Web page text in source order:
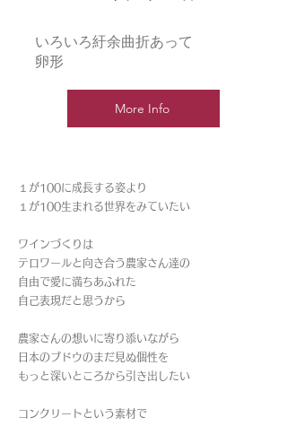
いろいろ紆余曲折あって
卵形
More Info
１が100に成長する姿より
１が100生まれる世界をみていたい
ワインづくりは
テロワールと向き合う農家さん達の
自由で愛に満ちあふれた
自己表現だと思うから
農家さんの想いに寄り添いながら
日本のブドウのまだ見ぬ個性を
もっと深いところから引き出したい
コンクリートという素材で